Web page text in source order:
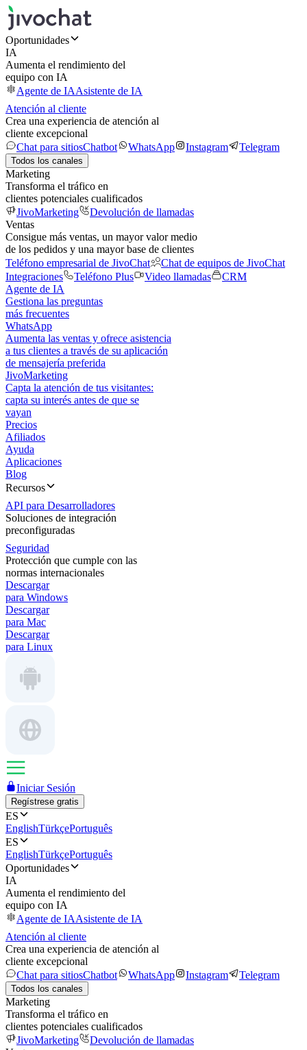
Oportunidades
IA
Aumenta el rendimiento del
equipo con IA
Agente de IAAsistente de IA
Atención al cliente
Crea una experiencia de atención al
cliente excepcional
Chat para sitiosChatbot WhatsApp Instagram Telegram
Todos los canales
Marketing
Transforma el tráfico en
clientes potenciales cualificados
JivoMarketing
Devolución de llamadas
Ventas
Consigue más ventas, un mayor valor medio
de los pedidos y una mayor base de clientes
Teléfono empresarial de JivoChat
Chat de equipos de JivoChat
Integraciones
Teléfono Plus Video llamadas
CRM
Agente de IA
Gestiona las preguntas
más frecuentes
WhatsApp
Aumenta las ventas y ofrece asistencia
a tus clientes a través de su aplicación
de mensajería preferida
JivoMarketing
Capta la atención de tus visitantes:
capta su interés antes de que se
vayan
Precios
Afiliados
Ayuda
Aplicaciones
Blog
Recursos
API para Desarrolladores
Soluciones de integración
preconfiguradas
Seguridad
Protección que cumple con las
normas internacionales
Descargar
para Windows
Descargar
para Mac
Descargar
para Linux
Iniciar Sesión
Regístrese gratis
ES
EnglishTürkçePortuguês
ES
EnglishTürkçePortuguês
Oportunidades
IA
Aumenta el rendimiento del
equipo con IA
Agente de IAAsistente de IA
Atención al cliente
Crea una experiencia de atención al
cliente excepcional
Chat para sitiosChatbot WhatsApp Instagram Telegram
Todos los canales
Marketing
Transforma el tráfico en
clientes potenciales cualificados
JivoMarketing
Devolución de llamadas